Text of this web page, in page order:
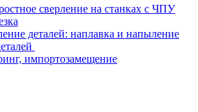
сверление на станках с ЧПУ
деталей: наплавка и напыление
импортозамещение